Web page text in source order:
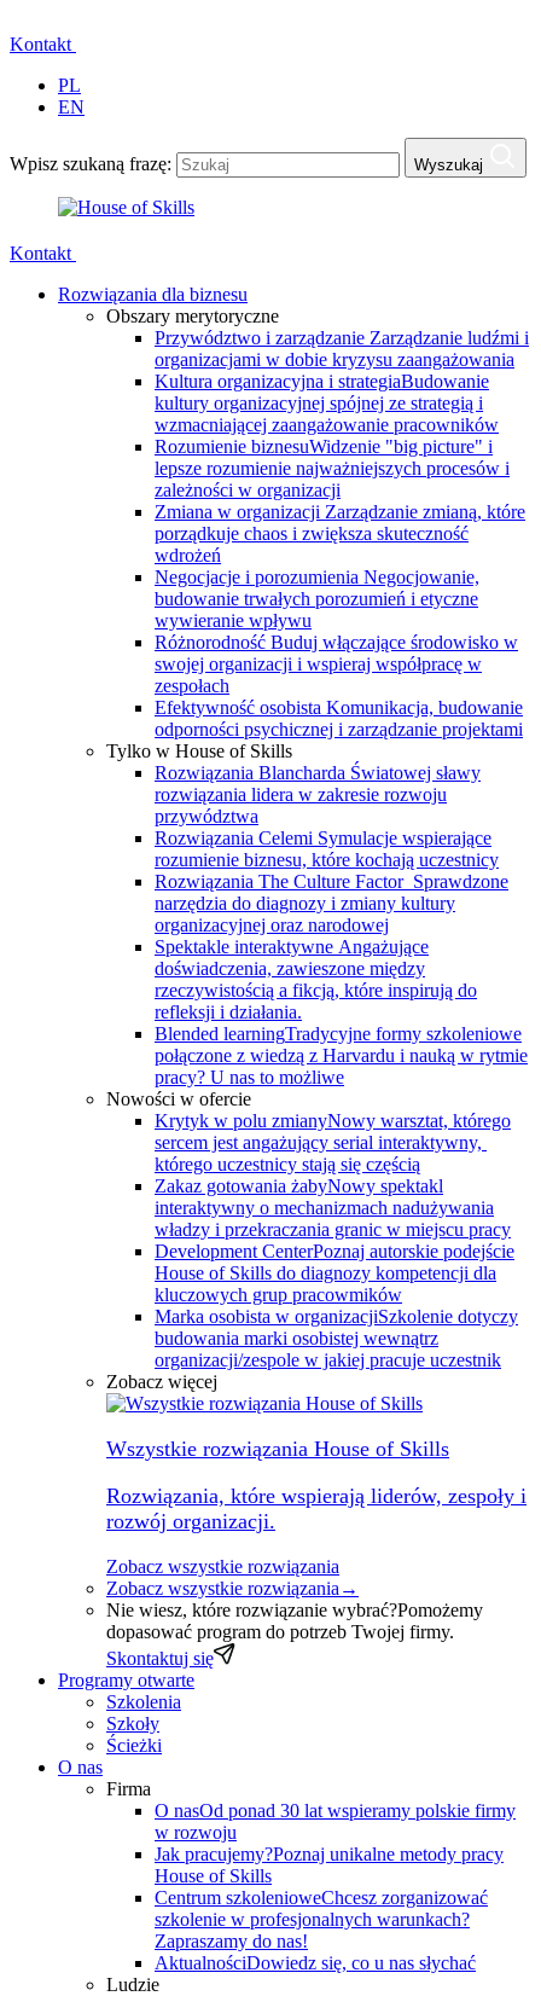
Kontakt
PL
EN
Wpisz szukaną frazę: Wyszukaj
Kontakt
Rozwiązania dla biznesu
Obszary merytoryczne
Przywództwo i zarządzanie Zarządzanie ludźmi i
organizacjami w dobie kryzysu zaangażowania
Kultura organizacyjna i strategiaBudowanie
kultury organizacyjnej spójnej ze strategią i
wzmacniającej zaangażowanie pracowników
Rozumienie biznesuWidzenie "big picture" i
lepsze rozumienie najważniejszych procesów i
zależności w organizacji
Zmiana w organizacji Zarządzanie zmianą, które
porządkuje chaos i zwiększa skuteczność
wdrożeń
Negocjacje i porozumienia Negocjowanie,
budowanie trwałych porozumień i etyczne
wywieranie wpływu
Różnorodność Buduj włączające środowisko w
swojej organizacji i wspieraj współpracę w
zespołach
Efektywność osobista Komunikacja, budowanie
odporności psychicznej i zarządzanie projektami
Tylko w House of Skills
Rozwiązania Blancharda Światowej sławy
rozwiązania lidera w zakresie rozwoju
przywództwa
Rozwiązania Celemi Symulacje wspierające
rozumienie biznesu, które kochają uczestnicy
Rozwiązania The Culture Factor Sprawdzone
narzędzia do diagnozy i zmiany kultury
organizacyjnej oraz narodowej
Spektakle interaktywne Angażujące
doświadczenia, zawieszone między
rzeczywistością a fikcją, które inspirują do
refleksji i działania.
Blended learningTradycyjne formy szkoleniowe
połączone z wiedzą z Harvardu i nauką w rytmie
pracy? U nas to możliwe
Nowości w ofercie
Krytyk w polu zmianyNowy warsztat, którego
sercem jest angażujący serial interaktywny, ​
którego uczestnicy stają się częścią
Zakaz gotowania żabyNowy spektakl
interaktywny o mechanizmach nadużywania
władzy i przekraczania granic w miejscu pracy
Development CenterPoznaj autorskie podejście
House of Skills do diagnozy kompetencji dla
kluczowych grup pracowmików
Marka osobista w organizacjiSzkolenie dotyczy
budowania marki osobistej wewnątrz
organizacji/zespole w jakiej pracuje uczestnik
Zobacz więcej
Wszystkie rozwiązania House of Skills
Rozwiązania, które wspierają liderów, zespoły i
rozwój organizacji.
Zobacz wszystkie rozwiązania
Zobacz wszystkie rozwiązania →
Nie wiesz, które rozwiązanie wybrać?Pomożemy
dopasować program do potrzeb Twojej firmy.
Skontaktuj się
Programy otwarte
Szkolenia
Szkoły
Ścieżki
O nas
Firma
O nasOd ponad 30 lat wspieramy polskie firmy
w rozwoju
Jak pracujemy?Poznaj unikalne metody pracy
House of Skills
Centrum szkolenioweChcesz zorganizować
szkolenie w profesjonalnych warunkach?
Zapraszamy do nas!
AktualnościDowiedz się, co u nas słychać
Ludzie